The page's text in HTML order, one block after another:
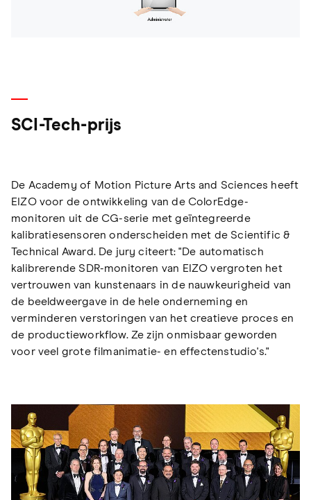
SCI-Tech-prijs
De Academy of Motion Picture Arts and Sciences heeft
EIZO voor de ontwikkeling van de ColorEdge-
monitoren uit de CG-serie met geïntegreerde
kalibratiesensoren onderscheiden met de Scientific &
Technical Award. De jury citeert: "De automatisch
kalibrerende SDR-monitoren van EIZO vergroten het
vertrouwen van kunstenaars in de nauwkeurigheid van
de beeldweergave in de hele onderneming en
verminderen verstoringen van het creatieve proces en
de productieworkflow. Ze zijn onmisbaar geworden
voor veel grote filmanimatie- en effectenstudio's."